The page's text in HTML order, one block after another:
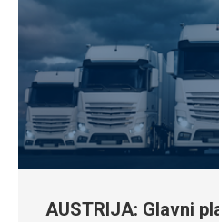
AUSTRIJA: Glavni